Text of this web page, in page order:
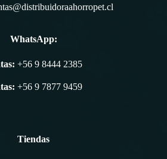
WhatsApp:
+56 9 8444 2385
+56 9 7877 9459
Tiendas